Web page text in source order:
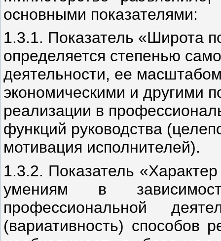
основными показателями:
1.3.1. Показатель «Широта
определяется степенью
деятельности, ее
экономическими и другими
реализации в
функций руководства
мотивация исполнителей).
1.3.2. Показатель
умениям в
профессиональной
(вариативность) способов